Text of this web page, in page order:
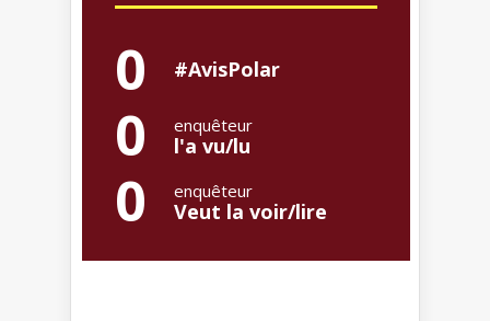
0 #AvisPolar
0 enquêteur
l'a vu/lu
0 enquêteur
Veut la voir/lire